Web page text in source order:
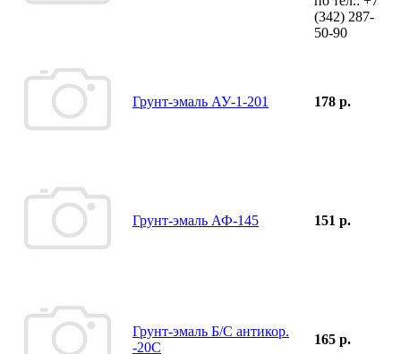
(342) 287-
50-90
Грунт-эмаль АУ-1-201 178 р.
Грунт-эмаль АФ-145 151 р.
Грунт-эмаль Б/С антикор.
-20С
165 р.